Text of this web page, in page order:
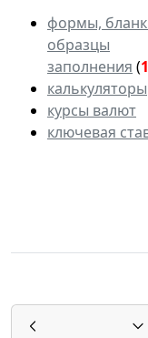
формы,
образцы
заполнения (
калькуляторы
курсы валют
ключевая